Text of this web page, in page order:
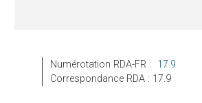
Numérotation RDA-FR : 17.9
Correspondance RDA : 17.9